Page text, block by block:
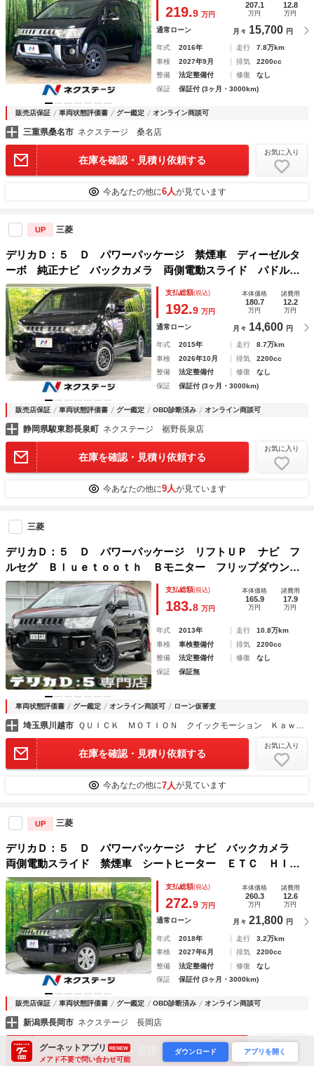
ド ビルトインＥＴＣ クルコン オートライト オートエア
コン
219.9 万円
207.1
万円
12.8
万円
通常ローン 月々 15,700 円
年式 2016年 走行
7.8万km
車検
2027年9月 排気
2200cc
整備
法定整備付 修復
なし
保証
保証付 (3ヶ月・3000km)
販売店保証 車両状態評価書 グー鑑定 オンライン商談可
三重県桑名市 ネクステージ 桑名店
在庫を確認・見積り依頼する
お気に入り
今あなたの他に6人が見ています
UP 三菱
デリカＤ：５ Ｄ パワーパッケージ 禁煙車 ディーゼルタ
ーボ 純正ナビ バックカメラ 両側電動スライド パドルシ
フト シートヒーター ＨＩＤライト オートライト クルー
ズコントロール スマートキー 革巻きステアリング ＥＴＣ
支払総額(税込)
192.9 万円
本体価格
180.7
万円
諸費用
12.2
万円
通常ローン 月々 14,600 円
年式 2015年 走行
8.7万km
車検
2026年10月 排気
2200cc
整備
法定整備付 修復
なし
保証
保証付 (3ヶ月・3000km)
販売店保証 車両状態評価書 グー鑑定 OBD診断済み オンライン商談可
静岡県駿東郡長泉町 ネクステージ 裾野長泉店
在庫を確認・見積り依頼する
お気に入り
今あなたの他に9人が見ています
三菱
デリカＤ：５ Ｄ パワーパッケージ リフトＵＰ ナビ フ
ルセグ Ｂｌｕｅｔｏｏｔｈ Ｂモニター フリップダウン
ＨＤＭＩ ＵＳＢ ドライブレコーダー ＥＴＣ Ｓステッ
プ シートカバー 記録簿 ＪＡＯＳマッドガード 社外アル
ミ ４ＷＤ
支払総額(税込)
183.8 万円
本体価格
165.9
万円
諸費用
17.9
万円
年式 2013年 走行
10.8万km
車検
車検整備付 排気
2200cc
整備
法定整備付 修復
なし
保証
保証無
車両状態評価書 グー鑑定 オンライン商談可 ローン仮審査
埼玉県川越市 ＱＵＩＣＫ ＭＯＴＩＯＮ クイックモーション Ｋａｗａｇｏｅ ～４ＷＤ・ＳＵＶ専門店～
在庫を確認・見積り依頼する
お気に入り
今あなたの他に7人が見ています
UP 三菱
デリカＤ：５ Ｄ パワーパッケージ ナビ バックカメラ
両側電動スライド 禁煙車 シートヒーター ＥＴＣ ＨＩＤ
ヘッド オートエアコン ドラレコ スマートキー 盗難防止
装置 パドルシフト 電動格納ミラー
支払総額(税込)
272.9 万円
本体価格
260.3
万円
諸費用
12.6
万円
通常ローン 月々 21,800 円
年式 2018年 走行
3.2万km
車検
2027年6月 排気
2200cc
整備
法定整備付 修復
なし
保証
保証付 (3ヶ月・3000km)
販売店保証 車両状態評価書 グー鑑定 OBD診断済み オンライン商談可
新潟県長岡市 ネクステージ 長岡店
在庫を確認・見積り依頼する
お気に入り
グーネットアプリ RENEW
メアド不要で問い合わせ可能
ダウンロード アプリを開く